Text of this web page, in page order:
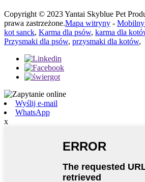
Copyright © 2023 Yantai Skyblue Pet
prawa zastrzeżone.Mapa witryny -
kot sanck, Karma dla psów, karma dla
Przysmaki dla psów, przysmaki dla kotów,
Wyślij e-mail
WhatsApp
x